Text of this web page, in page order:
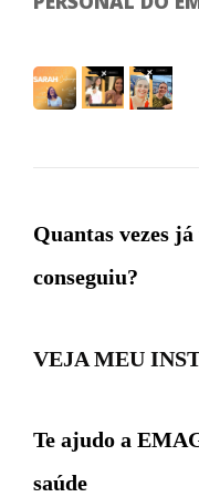
Quantas vezes
conseguiu?
VEJA MEU
Te ajudo a
saúde